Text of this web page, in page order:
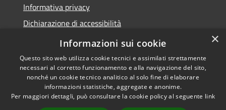
Informativa privacy
Dichiarazione di accessibilità
Obiettivi di accessibilità
Accessibilità
Copyright © 2026 • Comune di
San Giorgio Bigarello •
×
Informazioni sui cookie
Questo sito web utilizza cookie tecnici e assimilati strettamente
necessari al corretto funzionamento e alla navigazione del sito,
nonché un cookie tecnico analitico al solo fine di elaborare
informazioni statistiche, aggregate e anonime.
Per maggiori dettagli, può consultare la cookie policy al seguente link